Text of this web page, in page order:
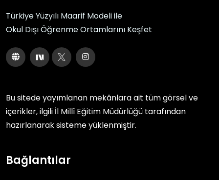
Türkiye Yüzyılı Maarif Modeli ile
Okul Dışı Öğrenme Ortamlarını Keşfet
Bu sitede yayımlanan mekânlara ait tüm görsel ve
içerikler, ilgili İl Millî Eğitim Müdürlüğü tarafından
hazırlanarak sisteme yüklenmiştir.
Bağlantılar